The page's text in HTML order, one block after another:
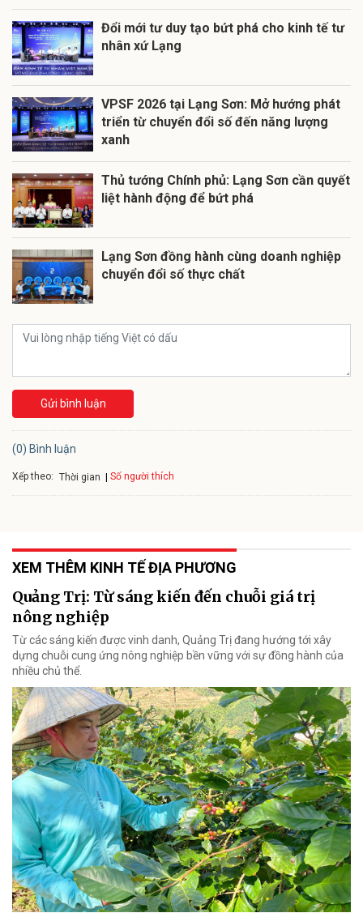
Đổi mới tư duy tạo bứt phá cho kinh tế tư
nhân xứ Lạng
VPSF 2026 tại Lạng Sơn: Mở hướng phát
triển từ chuyển đổi số đến năng lượng
xanh
Thủ tướng Chính phủ: Lạng Sơn cần quyết
liệt hành động để bứt phá
Lạng Sơn đồng hành cùng doanh nghiệp
chuyển đổi số thực chất
Gửi bình luận
(0) Bình luận
Xếp theo: Thời gian Số người thích
XEM THÊM KINH TẾ ĐỊA PHƯƠNG
Quảng Trị: Từ sáng kiến đến chuỗi giá trị
nông nghiệp
Từ các sáng kiến được vinh danh, Quảng Trị đang hướng tới xây
dựng chuỗi cung ứng nông nghiệp bền vững với sự đồng hành của
nhiều chủ thể.